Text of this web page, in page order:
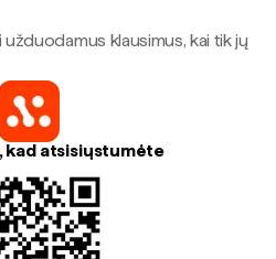
klausimus, kai tik jų
kad atsisiųstumėte